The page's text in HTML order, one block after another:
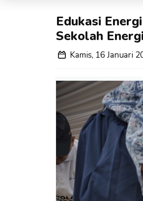
Edukasi
Sekolah
Kamis, 16 Januari